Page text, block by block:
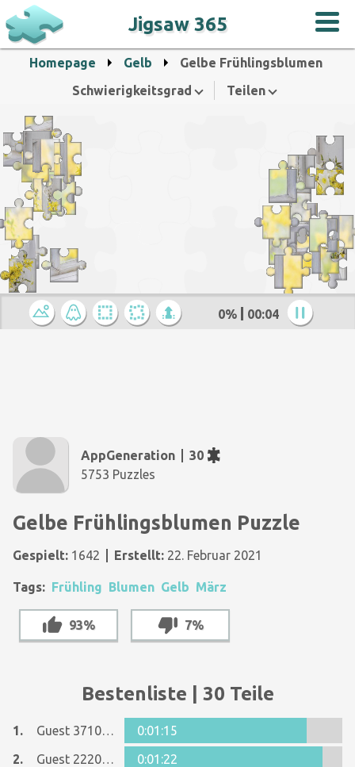
Jigsaw 365
Homepage Gelb
Gelbe Frühlingsblumen
Schwierigkeitsgrad
Teilen
0% 00:05
AppGeneration
30
5753 Puzzles
Gelbe Frühlingsblumen Puzzle
Gespielt: 1642 Erstellt: 22. Februar 2021
Tags: Frühling Blumen Gelb März
93% 7%
Bestenliste | 30 Teile
1. Guest 37103304
0:01:15
2.
Guest 22201278
0:01:22